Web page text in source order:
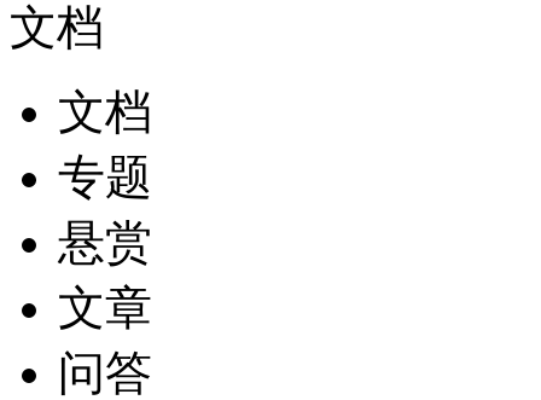
文档
文档
专题
悬赏
文章
问答